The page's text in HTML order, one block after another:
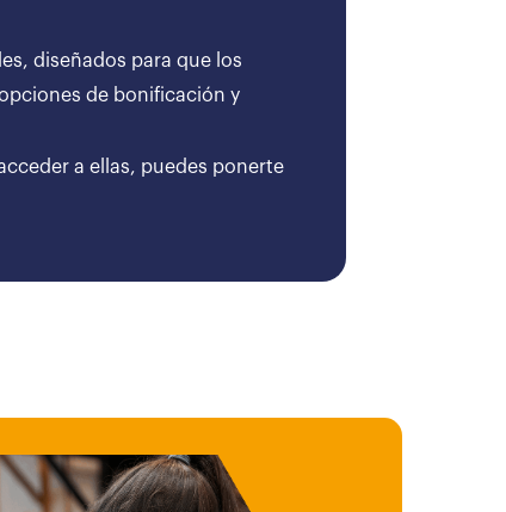
diseñados para que los
de bonificación y
a ellas, puedes ponerte